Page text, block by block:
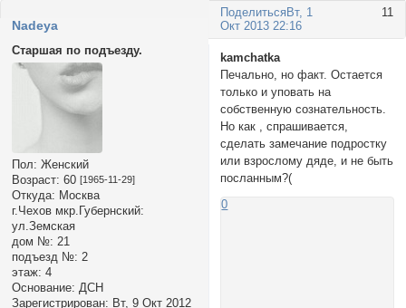
Поделиться 11
Вт, 1
Окт 2013 22:16
Nadeya
Старшая по подъезду.
Пол: Женский
Возраст: 60 [1965-11-29]
Откуда: Москва
г.Чехов мкр.Губернский:
ул.Земская
дом №: 21
подъезд №: 2
этаж: 4
Основание: ДСН
Зарегистрирован: Вт, 9 Окт 2012
kamchatka
Печально, но факт. Остается
только и уповать на
собственную сознательность.
Но как , спрашивается,
сделать замечание подростку
или взрослому дяде, и не быть
посланным?(
0